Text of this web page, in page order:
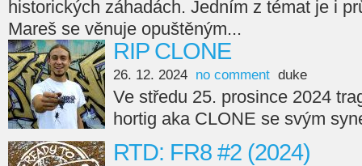
historických záhadách. Jedním z témat je i
Mareš se věnuje opuštěným...
RIP CLONE
26. 12. 2024 no comment duke
Ve středu 25. prosince 2024
hortig aka CLONE se svým
RTD: FR8 #2 (2024)